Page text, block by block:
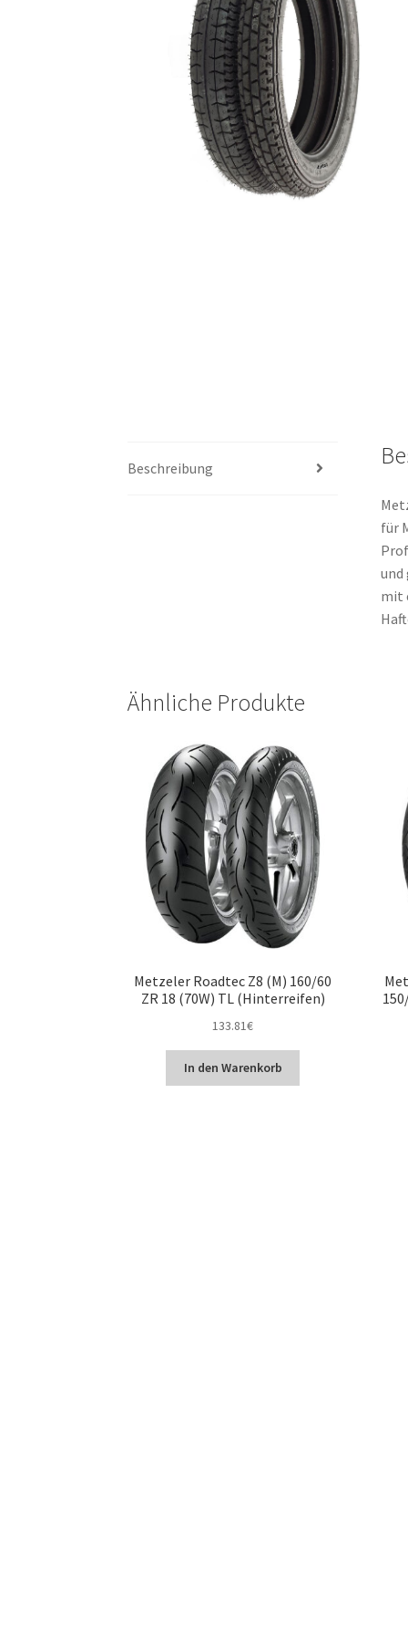
Beschreibung
für
und
mit
Ähnliche Produkte
Metzeler Roadtec Z8 (M) 160/60
ZR 18 (70W) TL (Hinterreifen)
133.81€
In den Warenkorb